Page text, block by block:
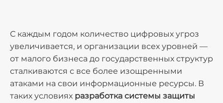
С каждым годом количество цифровых угроз
увеличивается, и организации всех уровней —
от малого бизнеса до государственных структур
сталкиваются с все более изощренными
атаками на свои информационные ресурсы. В
таких условиях разработка системы защиты